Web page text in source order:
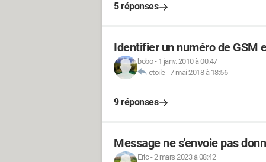
5 réponses
Identifier un numéro de GSM
bobo- 1 janv. 2010 à 00:47
etoile-7 mai 2018 à 18:56
9 réponses
Message ne s'envoie pas
Eric -2 mars 2023 à 08:42